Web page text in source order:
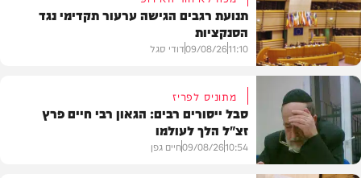
חדשות
תנועת רגבים הגישה ערעור תקדימי נגד
הסנקציות
11:10
09/08/26דודי סגל
מתוניס לפריז
סבל ייסורים רבים: הגאון רבי חיים פרץ
זצ"ל הלך לעולמו
10:54
09/08/26חיים גפן